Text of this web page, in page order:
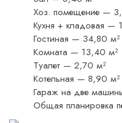
Хоз. помещение —
Кухня + кладовая —
Гостиная — 34,80 м²
Комната — 13,40 м²
Туалет — 2,70 м²
Котельная — 8,90 м²
Гараж на две
Общая планировка